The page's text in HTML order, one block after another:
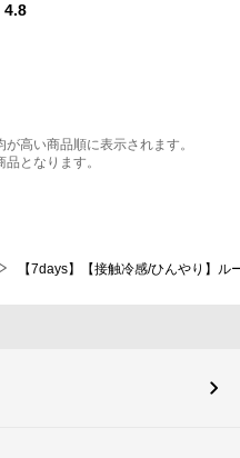
4.8
高い商品順に表示されます。
となります。
【7days】【接触冷感/ひんやり】ル